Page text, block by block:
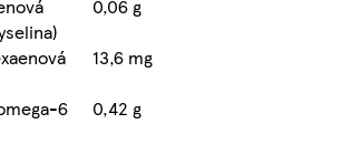
0,06 g
13,6 mg
6
0,42 g